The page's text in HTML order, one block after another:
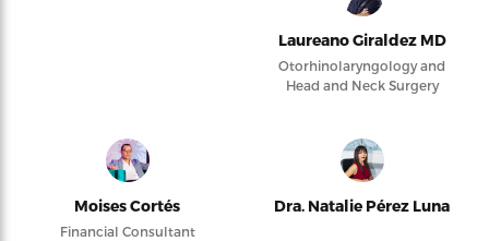
Laureano Giraldez MD
Otorhinolaryngology and
Head and Neck Surgery
Moises Cortés
Financial Consultant
Dra. Natalie Pérez Luna